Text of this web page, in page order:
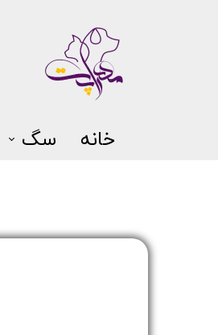
خانه سگ